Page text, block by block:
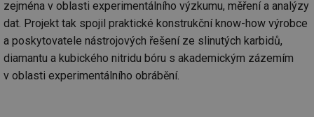
zejména v oblasti experimentálního výzkumu, měření a analýzy
dat. Projekt tak spojil praktické konstrukční know-how výrobce
a poskytovatele nástrojových řešení ze slinutých karbidů,
diamantu a kubického nitridu bóru s akademickým zázemím
v oblasti experimentálního obrábění.